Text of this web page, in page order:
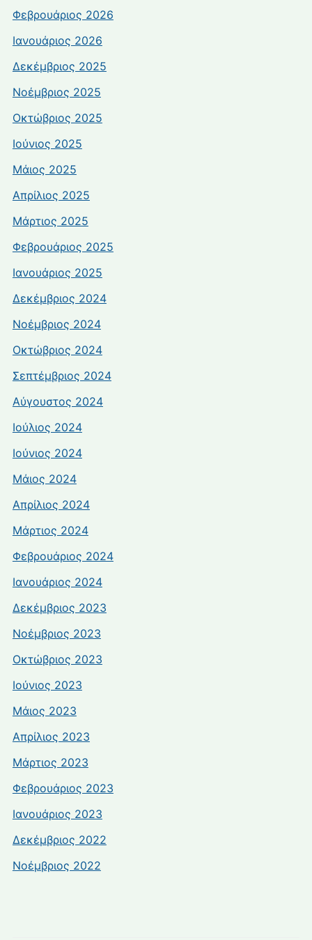
Φεβρουάριος 2026
Ιανουάριος 2026
Δεκέμβριος 2025
Νοέμβριος 2025
Οκτώβριος 2025
Ιούνιος 2025
Μάιος 2025
Απρίλιος 2025
Μάρτιος 2025
Φεβρουάριος 2025
Ιανουάριος 2025
Δεκέμβριος 2024
Νοέμβριος 2024
Οκτώβριος 2024
Σεπτέμβριος 2024
Αύγουστος 2024
Ιούλιος 2024
Ιούνιος 2024
Μάιος 2024
Απρίλιος 2024
Μάρτιος 2024
Φεβρουάριος 2024
Ιανουάριος 2024
Δεκέμβριος 2023
Νοέμβριος 2023
Οκτώβριος 2023
Ιούνιος 2023
Μάιος 2023
Απρίλιος 2023
Μάρτιος 2023
Φεβρουάριος 2023
Ιανουάριος 2023
Δεκέμβριος 2022
Νοέμβριος 2022